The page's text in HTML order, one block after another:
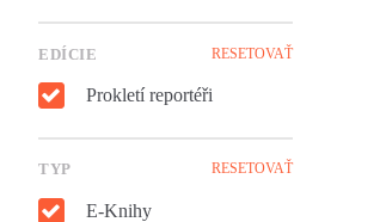
EDÍCIE RESETOVAŤ
Prokletí reportéři
TYP RESETOVAŤ
E-Knihy